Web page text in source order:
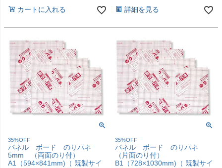
カートに入れる 詳細を見る
35%OFF
パネル ボード のりパネ
5mm （両面のり付）
A1（594×841mm)（ 既製サイ
35%OFF
パネル ボード のりパネ
（片面のり付）
B1（728×1030mm)（ 既製サイ